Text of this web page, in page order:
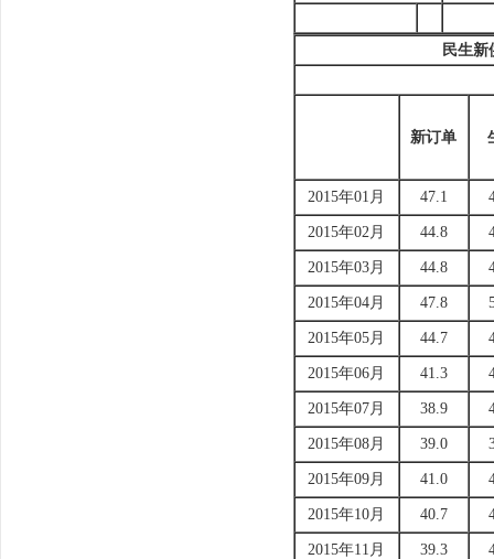
民生新
新订单
2015年01月 47.1
2015年02月 44.8
2015年03月 44.8
2015年04月 47.8
2015年05月 44.7
2015年06月 41.3
2015年07月 38.9
2015年08月 39.0
2015年09月 41.0
2015年10月 40.7
2015年11月 39.3